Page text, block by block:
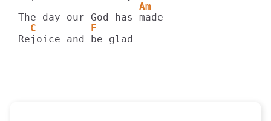
                    Am
  C         F
Rejoice and be glad